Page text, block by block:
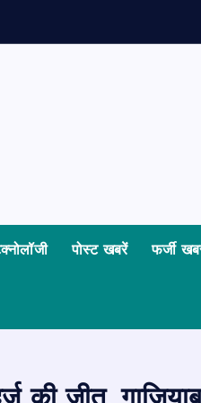
पोस्ट खबरें फर्जी